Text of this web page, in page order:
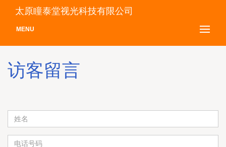
太原瞳泰堂视光科技有限公司
MENU
访客留言